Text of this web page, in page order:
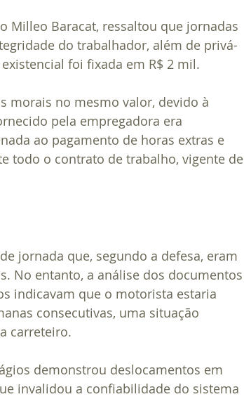
Milleo Baracat, ressaltou que jornadas
do trabalhador, além de privá-
foi fixada em R$ 2 mil.
morais no mesmo valor, devido à
pela empregadora era
ao pagamento de horas extras e
todo o contrato de trabalho, vigente de
jornada que, segundo a defesa, eram
No entanto, a análise dos documentos
indicavam que o motorista estaria
consecutivas, uma situação
carreteiro.
demonstrou deslocamentos em
invalidou a confiabilidade do sistema